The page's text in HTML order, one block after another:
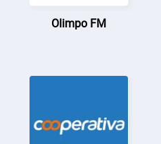
Olimpo FM